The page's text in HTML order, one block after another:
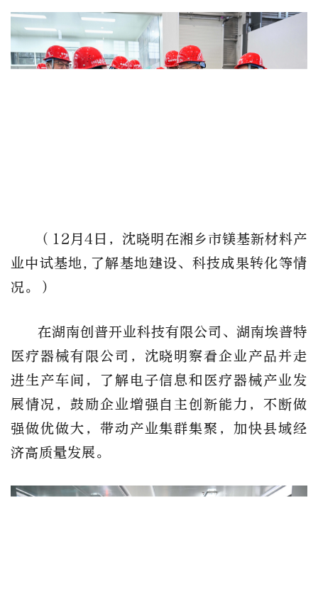
（12月4日，沈晓明在湘乡市镁基新材料产
业中试基地,了解基地建设、科技成果转化等情
况。）
在湖南创普开业科技有限公司、湖南埃普特
医疗器械有限公司，沈晓明察看企业产品并走
进生产车间，了解电子信息和医疗器械产业发
展情况，鼓励企业增强自主创新能力，不断做
强做优做大，带动产业集群集聚，加快县域经
济高质量发展。